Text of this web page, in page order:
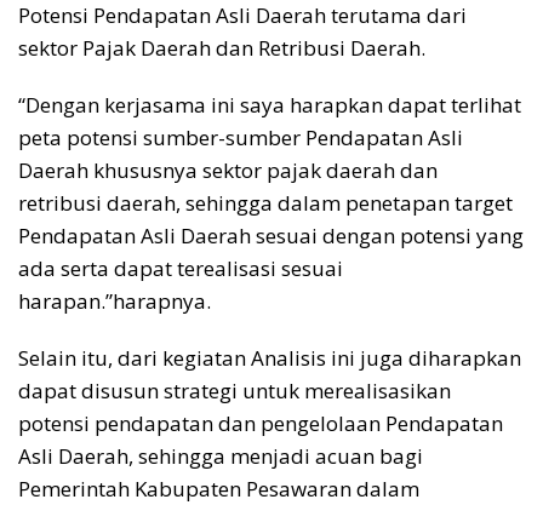
Potensi Pendapatan Asli Daerah terutama dari
sektor Pajak Daerah dan Retribusi Daerah.
“Dengan kerjasama ini saya harapkan dapat terlihat
peta potensi sumber-sumber Pendapatan Asli
Daerah khususnya sektor pajak daerah dan
retribusi daerah, sehingga dalam penetapan target
Pendapatan Asli Daerah sesuai dengan potensi yang
ada serta dapat terealisasi sesuai
harapan.”harapnya.
Selain itu, dari kegiatan Analisis ini juga diharapkan
dapat disusun strategi untuk merealisasikan
potensi pendapatan dan pengelolaan Pendapatan
Asli Daerah, sehingga menjadi acuan bagi
Pemerintah Kabupaten Pesawaran dalam